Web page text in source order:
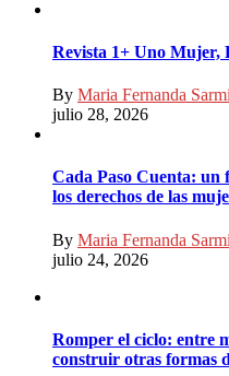
Revista 1+ Uno Mujer,
By Maria Fernanda
julio 28, 2026
Cada Paso Cuenta:
los derechos de las
By Maria Fernanda
julio 24, 2026
Romper el ciclo: entre
construir otras formas